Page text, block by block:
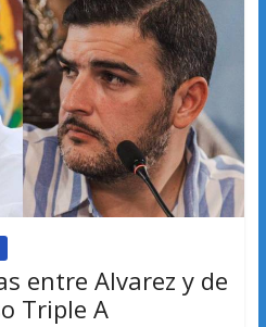
entre Alvarez y de
Triple A